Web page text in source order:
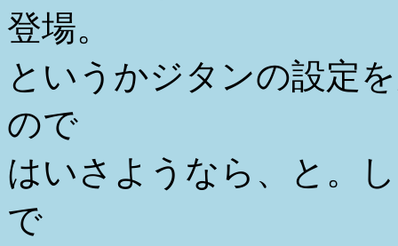
登場。
というかジタンの設定
ので
はいさようなら、と。
で